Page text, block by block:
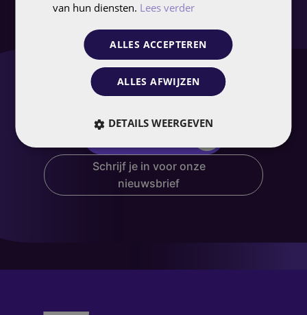
Benieuwd wat we voor
jou kunnen
betekenen?
Schrijf je in voor onze
nieuwsbrief
van hun diensten. Lees verder
ALLES ACCEPTEREN
ALLES AFWIJZEN
DETAILS WEERGEVEN